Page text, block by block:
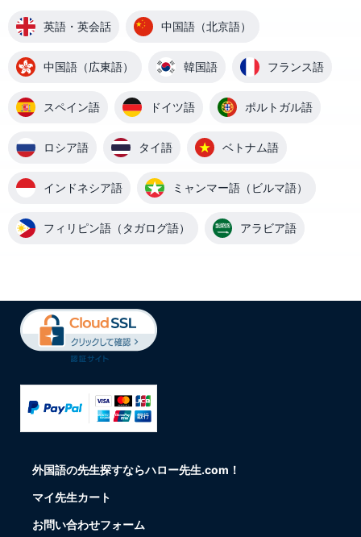
英語・英会話 中国語（北京語）
中国語（広東語） 韓国語 フランス語
スペイン語 ドイツ語 ポルトガル語
ロシア語 タイ語 ベトナム語
インドネシア語 ミャンマー語（ビルマ語）
フィリピン語（タガログ語） アラビア語
外国語の先生探すならハロー先生.com！
マイ先生カート
お問い合わせフォーム